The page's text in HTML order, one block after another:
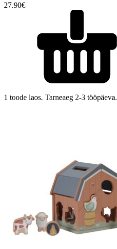
27.90€
1 toode laos. Tarneaeg 2-3 tööpäeva.